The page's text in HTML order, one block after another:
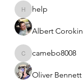
helphelp
Albert Corokin
camebo8008
camebo8008
Oliver Bennett